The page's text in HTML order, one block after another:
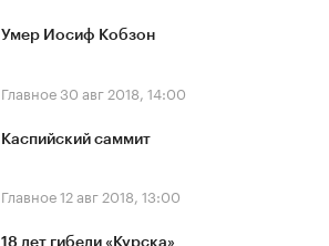
Умер Иосиф Кобзон
Главное30 авг 2018, 14:00
Каспийский саммит
Главное12 авг 2018, 13:00